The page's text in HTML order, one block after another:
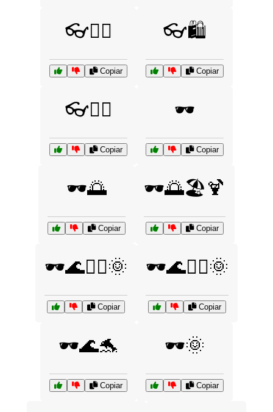
👓🚶‍♀️
Copiar
👓🛍️
Copiar
👓🧘‍♀️
Copiar
🕶️
Copiar
🕶️🌅
Copiar
🕶️🌅🏖️🍹
Copiar
🕶️🌊🏄‍♀️🌞
Copiar
🕶️🌊🏄‍♂️🌞
Copiar
🕶️🌊🐬
Copiar
🕶️🌞
Copiar